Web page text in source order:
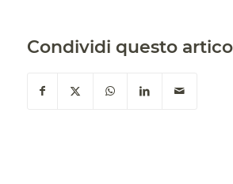
Condividi questo